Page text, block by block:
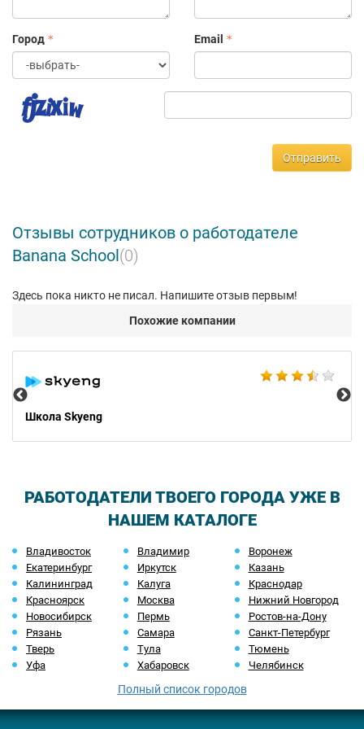
Город Email
Отправить
Отзывы сотрудников о работодателе
Banana School(0)
Здесь пока никто не писал. Напишите отзыв первым!
Похожие компании
Школа Skyeng
РАБОТОДАТЕЛИ ТВОЕГО ГОРОДА УЖЕ В
НАШЕМ КАТАЛОГЕ
Владивосток Владимир
Воронеж
Екатеринбург
Иркутск
Казань
Калининград
Калуга
Краснодар
Красноярск
Москва
Нижний Новгород
Новосибирск
Пермь
Ростов-на-Дону
Рязань
Самара
Санкт-Петербург
Тверь
Тула
Тюмень
Уфа
Хабаровск Челябинск
Полный список городов